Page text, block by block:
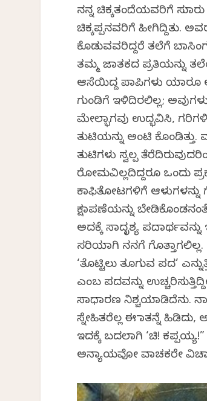
ನನ್ನ ಚಿಕ್ಕತಂದೆಯವರಿಗೆ
ಚಿಕ್ಕಪ್ಪನವರಿಗೆ ಹೀಗಿದ್ದಿತು.
ಕೊಡುವವರಿದ್ದರೆ ತಲೆಗೆ
ತಮ್ಮ ಜಾತಕದ ಪ್ರತಿಯನ್ನು
ಆಸೆಯಿದ್ದ ಪಾಪಿಗಳು ಯಾರೂ
ಗುಂಡಿಗೆ ಇಳಿದಿರಲಿಲ್ಲ;
ಮೇಲ್ಭಾಗವು ಉದ್ಭವಿಸಿ,
ತುಟಿಯನ್ನು ಅಂಟಿ ಕೊಂಡಿತ್ತು.
ತುಟಿಗಳು ಸ್ವಲ್ಪ
ರೋಮವಿಲ್ಲದಿದ್ದರೂ ಒಂದು
ಕಾಫಿತೋಟಗಳಿಗೆ ಆಳುಗಳನ್ನು
ಕ್ಷಮಾಪಣೆಯನ್ನು
ಅದಕ್ಕೆ ಸಾದೃಶ್ಯ
ಸರಿಯಾಗಿ ನನಗೆ ಗೊತ್ತಾಗಲಿಲ್ಲ.
‘ತೊಟ್ಟಿಲು ತೂಗುವ ಪದ’
ಎಂಬ ಪದವನ್ನು
ಸಾಧಾರಣ ನಿಶ್ಚಯಮಾಡಿದೆನು.
ಸ್ನೇಹಿತರೆಲ್ಲ ಈ ಮಾತನ್ನೆ
ಇದಕ್ಕೆ ಬದಲಾಗಿ ‘ಚಿ!
ಅನ್ಯಾಯವೋ ವಾಚಕರೇ